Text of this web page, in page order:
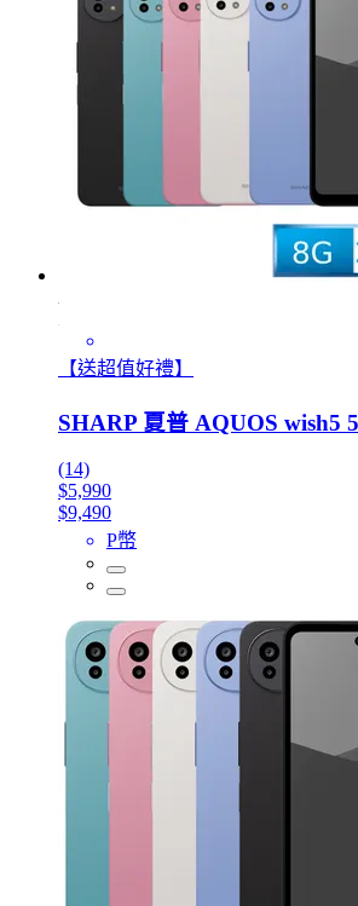
【送超值好禮】
SHARP 夏普 AQUOS wish5
(14)
$5,990
$9,490
P幣